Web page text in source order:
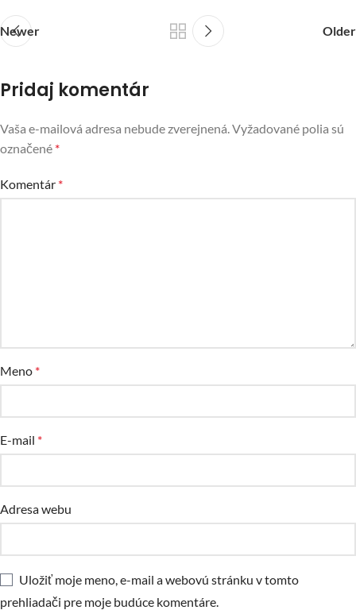
Newer Older
Pridaj komentár
Vaša e-mailová adresa nebude zverejnená. Vyžadované polia sú
označené *
Komentár *
Meno *
E-mail *
Adresa webu
Uložiť moje meno, e-mail a webovú stránku v tomto
prehliadači pre moje budúce komentáre.